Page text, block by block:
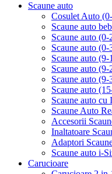
Scaune auto
Cosulet Auto
Scaune auto
Scaune auto
Scaune auto
Scaune auto
Scaune auto
Scaune auto
Scaune auto
Scaune auto cu
Scaune Auto
Accesorii
Inaltatoare
Adaptori
Scaune auto i-
Carucioare